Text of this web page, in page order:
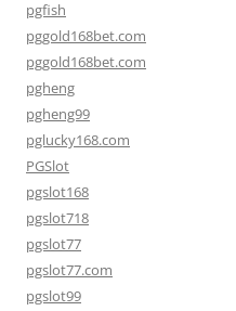
pgfish
pggold168bet.com
pggold168bet.com
pgheng
pgheng99
pglucky168.com
PGSlot
pgslot168
pgslot718
pgslot77
pgslot77.com
pgslot99